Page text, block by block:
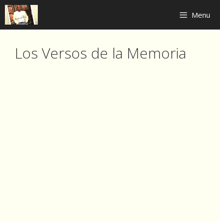
Skip
to
content
Menu
Los Versos de la Memoria